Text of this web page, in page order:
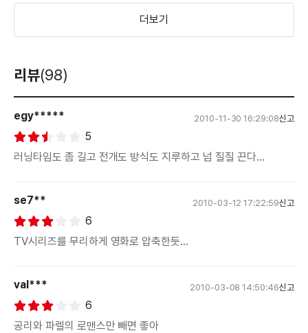
더보기
리뷰(98)
egy***** 2010-11-30 16:29:08신고
5
러닝타임도 좀 길고 전개도 방식도 지루하고 넘 질질 끈다...
se7** 2010-03-12 17:22:59신고
6
TV시리즈를 무리하게 영화로 압축한듯...
val*** 2010-03-08 14:50:46신고
6
공리와 파렐의 로맨스만 빼면 좋아